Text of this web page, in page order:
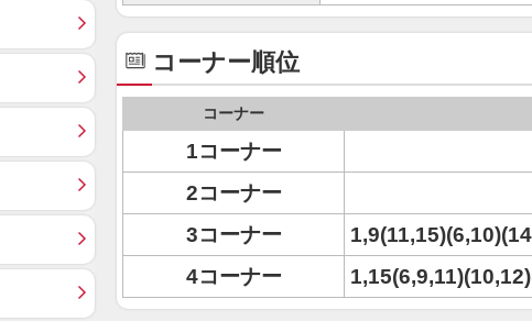
コーナー順位
コーナー
1コーナー
2コーナー
3コーナー
4コーナー